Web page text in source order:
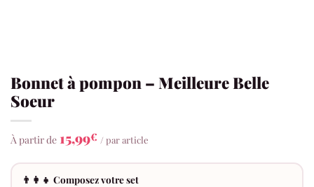
Bonnet à pompon – Meilleure Belle
Soeur
À partir de 15,99€ / par article
👨‍👩‍👧 Composez votre set